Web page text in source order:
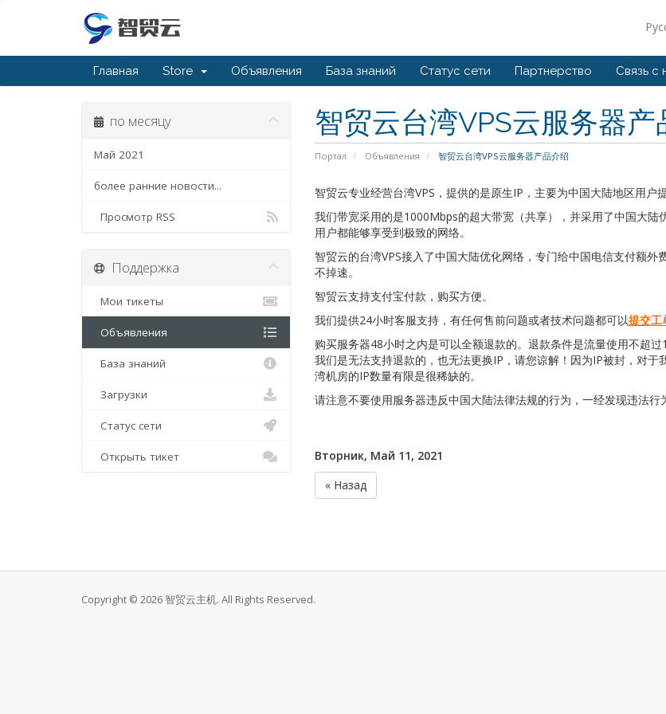
Главная Store Объявления База знаний Статус сети Партнерство Связь с
智贸云台湾VPS云服务器产
Портал Объявления 智贸云台湾VPS云服务器产品介绍
по месяцу
Май 2021
более ранние новости...
Просмотр RSS
智贸云专业经营台湾VPS，提供的是原生IP，主要为中国大陆地区用户
我们带宽采用的是1000Mbps的超大带宽（共享），并采用了中国大
用户都能够享受到极致的网络。
智贸云的台湾VPS接入了中国大陆优化网络，专门给中国电信支付额
不掉速。
智贸云支持支付宝付款，购买方便。
我们提供24小时客服支持，有任何售前问题或者技术问题都可以提交工
购买服务器48小时之内是可以全额退款的。退款条件是流量使用不超
我们是无法支持退款的，也无法更换IP，请您谅解！因为IP被封，对
湾机房的IP数量有限是很稀缺的。
请注意不要使用服务器违反中国大陆法律法规的行为，一经发现违法行
Вторник, Май 11, 2021
« Назад
Поддержка
Мои тикеты
Объявления
База знаний
Загрузки
Статус сети
Открыть тикет
Copyright © 2026 智贸云主机. All Rights Reserved.